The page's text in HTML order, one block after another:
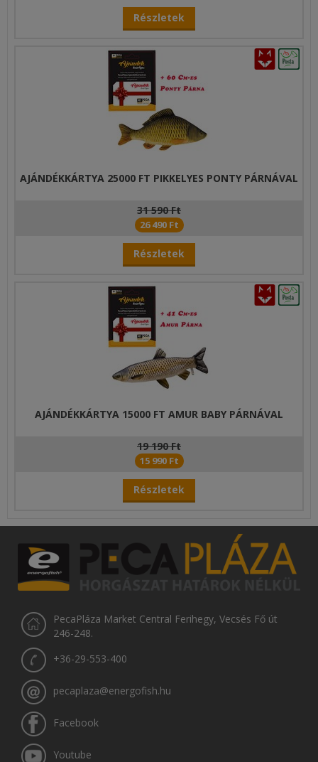
Részletek
AJÁNDÉKKÁRTYA 25000 FT PIKKELYES PONTY PÁRNÁVAL
31 590 Ft
26 490 Ft
Részletek
AJÁNDÉKKÁRTYA 15000 FT AMUR BABY PÁRNÁVAL
19 190 Ft
15 990 Ft
Részletek
PecaPláza Market Central Ferihegy, Vecsés Fő út
246-248.
+36-29-553-400
pecaplaza@energofish.hu
Facebook
Youtube